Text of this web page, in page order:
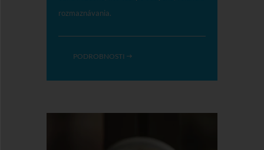
rozmaznávania.
PODROBNOSTI